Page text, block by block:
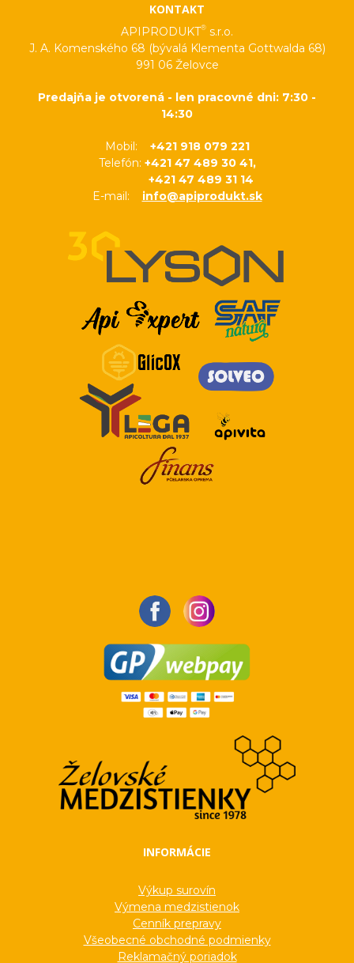
KONTAKT
APIPRODUKT® s.r.o.
J. A. Komenského 68 (bývalá Klementa Gottwalda 68)
991 06 Želovce
Predajňa je otvorená - len pracovné dni: 7:30 -
14:30
Mobil: +421 918 079 221
Telefón: +421 47 489 30 41,
+421 47 489 31 14
E-mail: info@apiprodukt.sk
INFORMÁCIE
Výkup surovín
Výmena medzistienok
Cenník prepravy
Všeobecné obchodné podmienky
Reklamačný poriadok